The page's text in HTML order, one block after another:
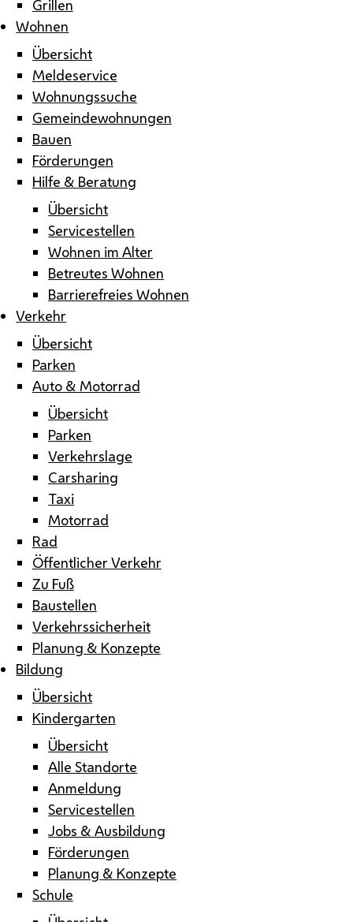
Grillen
Wohnen
Übersicht
Meldeservice
Wohnungssuche
Gemeindewohnungen
Bauen
Förderungen
Hilfe & Beratung
Übersicht
Servicestellen
Wohnen im Alter
Betreutes Wohnen
Barrierefreies Wohnen
Verkehr
Übersicht
Parken
Auto & Motorrad
Übersicht
Parken
Verkehrslage
Carsharing
Taxi
Motorrad
Rad
Öffentlicher Verkehr
Zu Fuß
Baustellen
Verkehrssicherheit
Planung & Konzepte
Bildung
Übersicht
Kindergarten
Übersicht
Alle Standorte
Anmeldung
Servicestellen
Jobs & Ausbildung
Förderungen
Planung & Konzepte
Schule